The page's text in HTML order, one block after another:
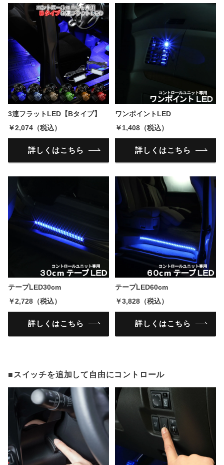
3連フラットLED【Bタイプ】
￥2,074（税込）
詳しくはこちら
ワンポイントLED
￥1,408（税込）
詳しくはこちら
テープLED30cm
￥2,728（税込）
詳しくはこちら
テープLED60cm
￥3,828（税込）
詳しくはこちら
■スイッチを追加して自由にコントロール